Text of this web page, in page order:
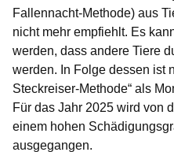
Fallennacht-Methode) aus
nicht mehr empfiehlt. Es
werden, dass andere Tiere
werden. In Folge dessen ist
Steckreiser-Methode“ als
Für das Jahr 2025 wird von
einem hohen
ausgegangen.